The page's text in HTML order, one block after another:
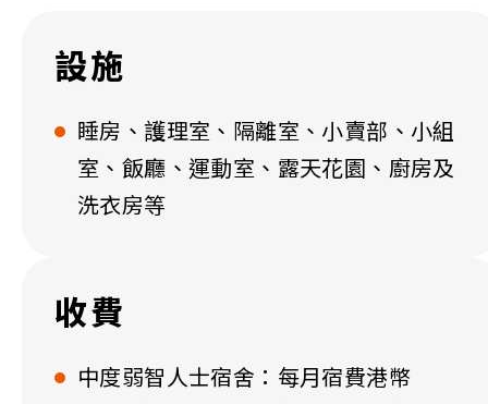
設施
睡房、護理室、隔離室、小賣部、小組
室、飯廳、運動室、露天花園、廚房及
洗衣房等
收費
中度弱智人士宿舍：每月宿費港幣